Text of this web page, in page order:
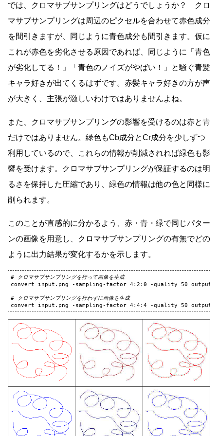
では、クロマサブサンプリングはどうでしょうか？ クロ
マサブサンプリングは周辺のピクセルを合わせて赤色成分
を間引きますが、同じように青色成分も間引きます。仮に
これが赤色を劣化させる原因であれば、同じように「青色
が劣化してる！」「青色のノイズがやばい！」と騒ぐ青髪
キャラ好きが出てくるはずです。赤髪キャラ好きの方が声
が大きく、主張が激しいわけではありませんよね。
また、クロマサブサンプリングの影響を受けるのは赤と青
だけではありません。緑色もCb成分とCr成分を少しずつ
利用しているので、これらの情報が削減されれば緑色も影
響を受けます。クロマサブサンプリングが保証するのは明
るさを保持した圧縮であり、緑色の情報は他の色と同様に
削られます。
このことが直感的に分かるよう、赤・青・緑で同じパター
ンの画像を用意し、クロマサブサンプリングの有無でどの
ように出力結果が変化するかを示します。
# クロマサブサンプリングを行って画像を生成
convert
input.png -sampling-factor 4:2:0 -quality 50
# クロマサブサンプリングを行わずに画像を生成
convert
input.png -sampling-factor 4:4:4 -quality 50